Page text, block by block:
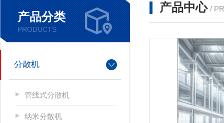
产品分类
PRODUCTS
分散机
管线式分散机
纳米分散机
产品中心 /